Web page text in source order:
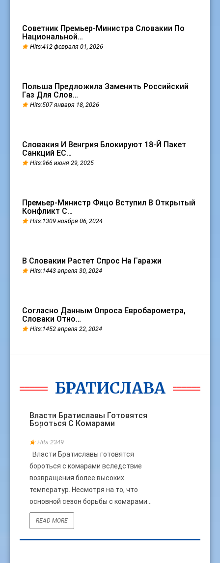
Советник Премьер-Министра Словакии По
Национальной…
Hits:412 февраля 01, 2026
Польша Предложила Заменить Российский
Газ Для Слов…
Hits:507 января 18, 2026
Словакия И Венгрия Блокируют 18-Й Пакет
Санкций ЕС…
Hits:966 июня 29, 2025
Премьер-Министр Фицо Вступил В Открытый
Конфликт С…
Hits:1309 ноября 06, 2024
В Словакии Растет Спрос На Гаражи
Hits:1443 апреля 30, 2024
Согласно Данным Опроса Евробарометра,
Словаки Отно…
Hits:1452 апреля 22, 2024
БРАТИСЛАВА
Власти Братиславы Готовятся
Бороться С Комарами
Hits:2349
БРАТИСЛАВА
Власти Братиславы готовятся
бороться с комарами вследствие
возвращения более высоких
температур. Несмотря на то, что
основной сезон борьбы с комарами...
29
МАРТ
READ MORE